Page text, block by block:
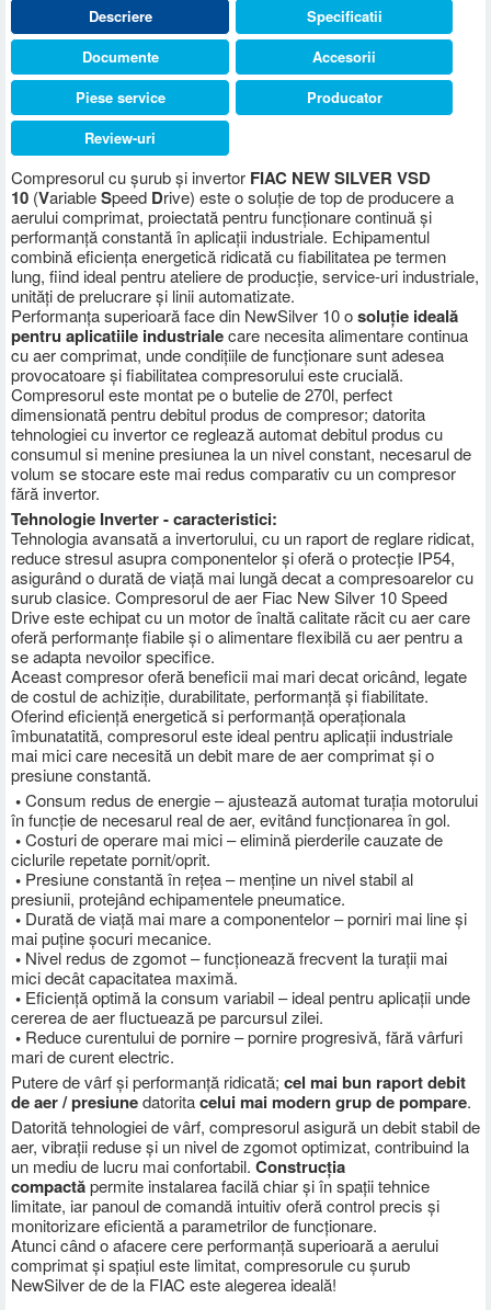
Descriere
Compresorul cu șurub și invertor FIAC NEW SILVER VSD
10 (VariableSpeed Drive) este o soluție de top de producere a
aerului comprimat, proiectată pentru funcționare continuă și
performanță constantă în aplicații industriale. Echipamentul
combină eficiența energetică ridicată cu fiabilitatea pe termen
lung, fiind ideal pentru ateliere de producție, service-uri industriale,
unități de prelucrare și linii automatizate.
Performanța superioară face din NewSilver 10 osoluție ideală
pentru aplicatiile industrialecare necesita alimentare continua
cu aer comprimat, unde condițiile de funcționare sunt adesea
provocatoare și fiabilitatea compresorului este crucială.
Compresorul este montat pe o butelie de 270l, perfect
dimensionată pentru debitul produs de compresor; datorita
tehnologiei cu invertor ce reglează automat debitul produs cu
consumul si menine presiunea la un nivel constant, necesarul de
volum se stocare este mai redus comparativ cu un compresor
fără invertor.
Tehnologie Inverter - caracteristici:
Tehnologia avansată a invertorului, cu un raport de reglare ridicat,
reduce stresul asupra componentelor și oferă o protecție IP54,
asigurând o durată de viață mai lungă decat a compresoarelor cu
surub clasice. Compresorul de aer Fiac New Silver 10 Speed
Drive este echipat cu un motor de înaltă calitate răcit cu aer care
oferă performanțe fiabile și o alimentare flexibilă cu aer pentru a
se adapta nevoilor specifice.
Aceast compresor oferă beneficii mai mari decat oricând, legate
de costul de achiziție, durabilitate, performanță și fiabilitate.
Oferind eficiență energetică si performanță operaționala
îmbunatatită, compresorul este ideal pentru aplicații industriale
mai mici care necesită un debit mare de aer comprimat și o
presiune constantă.
•Consum redus de energie – ajustează automat turația motorului
în funcție de necesarul real de aer, evitând funcționarea în gol.
•Costuri de operare mai mici – elimină pierderile cauzate de
ciclurile repetate pornit/oprit.
• Presiune constantă în rețea – menține un nivel stabil al
presiunii, protejând echipamentele pneumatice.
• Durată de viață mai mare a componentelor – porniri mai line și
mai puține șocuri mecanice.
• Nivel redus de zgomot – funcționează frecvent la turații mai
mici decât capacitatea maximă.
• Eficiență optimă la consum variabil – ideal pentru aplicații unde
cererea de aer fluctuează pe parcursul zilei.
• Reduce curentului de pornire – pornire progresivă, fără vârfuri
mari de curent electric.
Putere de vârf și performanță ridicată; cel mai bun raport debit
de aer / presiunedatoritacelui mai modern grup de pompare.
Datorită tehnologiei de vârf, compresorul asigură un debit stabil de
aer, vibrații reduse și un nivel de zgomot optimizat, contribuind la
un mediu de lucru mai confortabil. Construcția
compactăpermite instalarea facilă chiar și în spații tehnice
limitate, iar panoul de comandă intuitiv oferă control precis și
monitorizare eficientă a parametrilor de funcționare.
Atunci când o afacere cere performanță superioară a aerului
comprimat și spațiul este limitat, compresorule cu șurub
NewSilver de de la FIAC este alegerea ideală!
Specificatii
Documente
Accesorii
Piese service
Producator
Review-uri